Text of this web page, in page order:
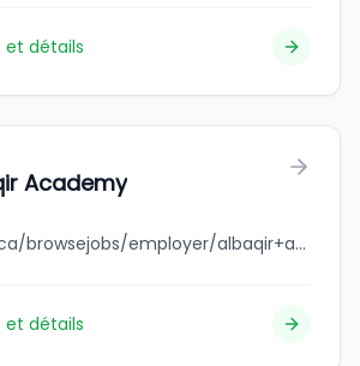
et détails
Academy
jobbank.gc.ca/browsejobs/employer/albaqir+academy/ca
et détails